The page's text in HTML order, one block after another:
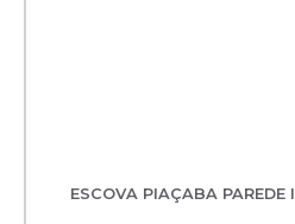
ESCOVA PIAÇABA PAREDE